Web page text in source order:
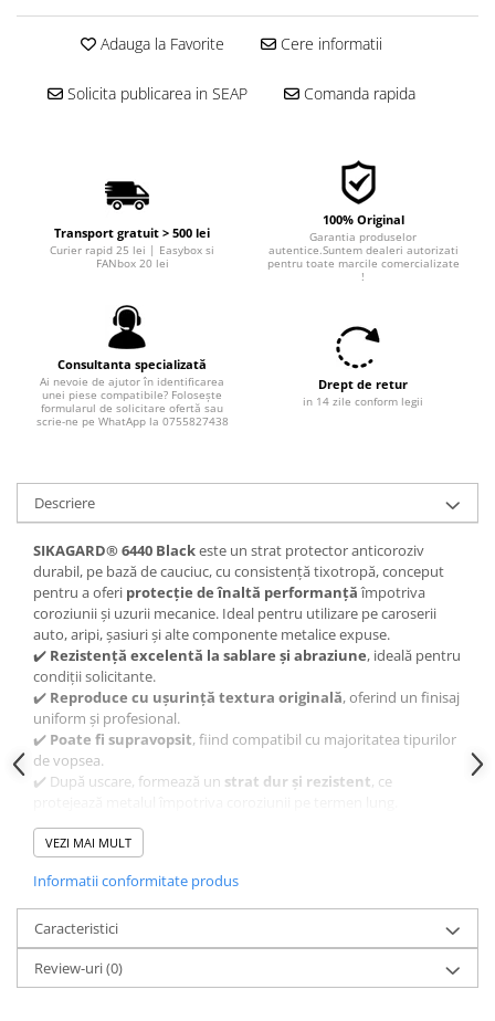
Filtre combustibil
Filtre uscator
Sistem franare
Placute frana
Discuri frana
Saboti frana
Senzori uzura placute
Tamburi frana
Cablu frana de mana
Suport etrier
Electrice
Distributie
Kit distributie
Kit lant distributie
Curea distributie
Pompa apa
Transmisie
Kit transmisie
Curea transmisie
Busoane/inele etansare
Directie/stabilizare
Bielete antiruliu
Cap de bara
Caroserie
Amortizor capota
Amortizor portbagaj/hayon
Suspensie
Adauga la Favorite Cere informatii
Solicita publicarea in SEAP Comanda rapida
Transport gratuit > 500 lei
Curier rapid 25 lei | Easybox si
FANbox 20 lei
100% Original
Garantia produselor
autentice.Suntem dealeri autorizati
pentru toate marcile comercializate
!
Consultanta specializată
Ai nevoie de ajutor în identificarea
unei piese compatibile? Folosește
formularul de solicitare ofertă sau
scrie-ne pe WhatApp la 0755827438
Drept de retur
in 14 zile conform legii
Descriere
SIKAGARD® 6440 Blackeste un strat protector anticoroziv
durabil, pe bază de cauciuc, cu consistență tixotropă, conceput
pentru a oferi protecție de înaltă performanțăîmpotriva
coroziunii și uzurii mecanice. Ideal pentru utilizare pe caroserii
auto, aripi, șasiuri și alte componente metalice expuse.
✔️ Rezistență excelentă la sablare și abraziune, ideală pentru
condiții solicitante.
✔️ Reproduce cu ușurință textura originală, oferind un finisaj
uniform și profesional.
✔️ Poate fi supravopsit, fiind compatibil cu majoritatea tipurilor
de vopsea.
✔️ După uscare, formează un strat dur și rezistent, ce
✔️ Aderență puternică și aplicare ușoară prin pulverizare.
✅ Ambalaj:1 litru
✅ Ideal pentru protejarea zonelor sensibile ale vehiculului
împotriva ruginii, impactului cu pietre și umidității.
SIKAGARD® 6440 Black
– protecția fiabilă pentru componente
metalice expuse, disponibilă acum peuleideulei.ro.
VEZI MAI MULT
Informatii conformitate produs
Caracteristici
Review-uri(0)